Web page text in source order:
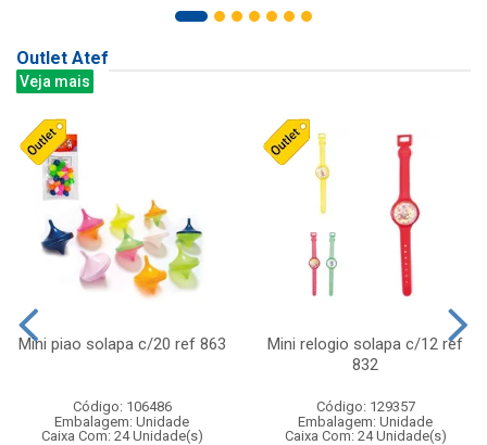
Outlet Atef
Veja mais
Mini piao solapa c/20 ref 863
Código: 106486
Embalagem: Unidade
Caixa Com: 24 Unidade(s)
Mini relogio solapa c/12 ref
832
Código: 129357
Embalagem: Unidade
Caixa Com: 24 Unidade(s)